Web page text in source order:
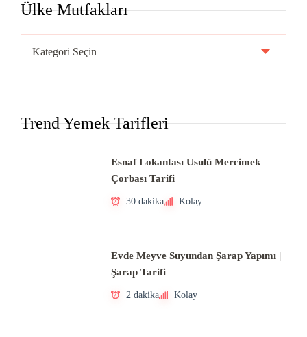
Ülke Mutfakları
Mutfakları
Trend Yemek Tarifleri
Esnaf Lokantası Usulü Mercimek
Çorbası Tarifi
30 dakika Kolay
Evde Meyve Suyundan Şarap Yapımı |
Şarap Tarifi
2 dakika Kolay